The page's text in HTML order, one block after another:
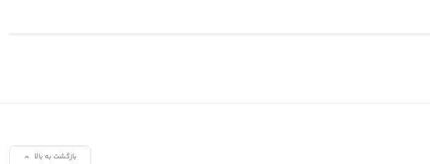
بازگشت به بالا